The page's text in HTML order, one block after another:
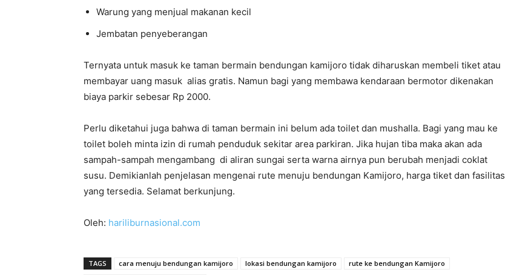
Warung yang menjual makanan kecil
Jembatan penyeberangan
Ternyata untuk masuk ke taman bermain bendungan kamijoro tidak diharuskan membeli tiket atau
membayar uang masuk alias gratis. Namun bagi yang membawa kendaraan bermotor dikenakan
biaya parkir sebesar Rp 2000.
Perlu diketahui juga bahwa di taman bermain ini belum ada toilet dan mushalla. Bagi yang mau ke
toilet boleh minta izin di rumah penduduk sekitar area parkiran. Jika hujan tiba maka akan ada
sampah-sampah mengambang di aliran sungai serta warna airnya pun berubah menjadi coklat
susu. Demikianlah penjelasan mengenai rute menuju bendungan Kamijoro, harga tiket dan fasilitas
yang tersedia. Selamat berkunjung.
Oleh: hariliburnasional.com
TAGS cara menuju bendungan kamijoro lokasi bendungan kamijoro
rute ke bendungan Kamijoro